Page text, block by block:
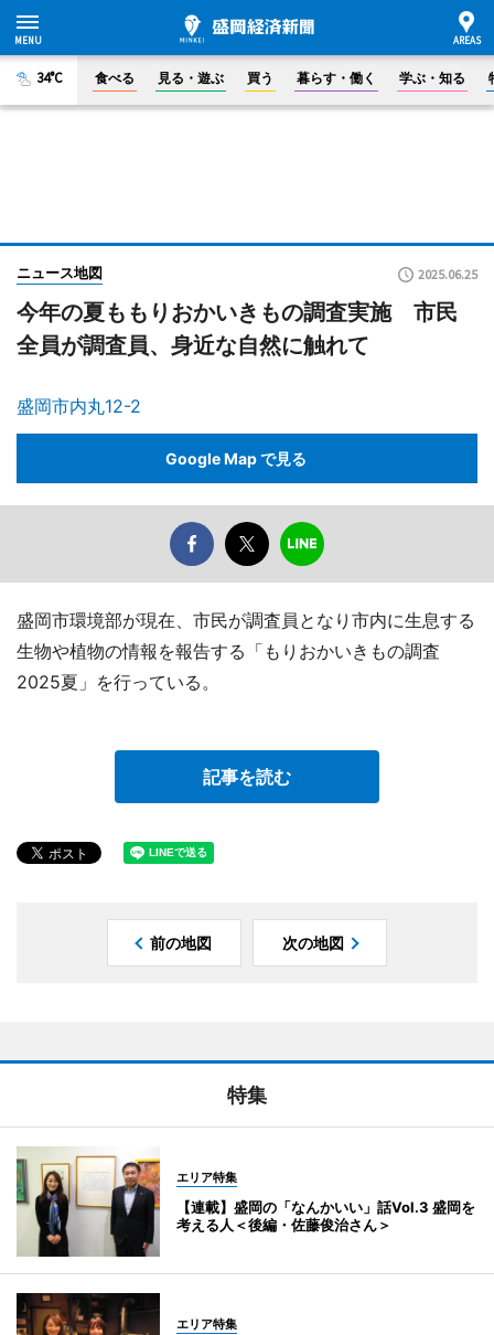
34°C 食べる 見る・遊ぶ 買う 暮らす・働く 学ぶ・知る
ニュース地図 2025.06.25
今年の夏ももりおかいきもの調査実施 市民
全員が調査員、身近な自然に触れて
盛岡市内丸12-2
Google Map で見る
盛岡市環境部が現在、市民が調査員となり市内に生息する
生物や植物の情報を報告する「もりおかいきもの調査
2025夏」を行っている。
記事を読む
前の地図 次の地図
特集
エリア特集
【連載】盛岡の「なんかいい」話Vol.3 盛岡を
考える人＜後編・佐藤俊治さん＞
エリア特集